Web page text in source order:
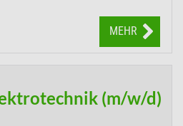
MEHR
(m/w/d)